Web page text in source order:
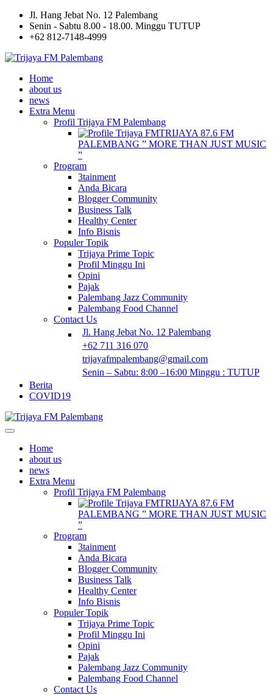
Jl. Hang Jebat No. 12 Palembang
Senin - Sabtu 8.00 - 18.00. Minggu TUTUP
+62 812-7148-4999
Home
about us
news
Extra Menu
Profil Trijaya FM Palembang
TRIJAYA 87.6 FM
PALEMBANG ” MORE THAN JUST MUSIC
”
Program
3tainment
Anda Bicara
Blogger Community
Business Talk
Healthy Center
Info Bisnis
Populer Topik
Trijaya Prime Topic
Profil Minggu Ini
Opini
Pajak
Palembang Jazz Community
Palembang Food Channel
Contact Us
Jl. Hang Jebat No. 12 Palembang
+62 711 316 070
trijayafmpalembang@gmail.com
Senin – Sabtu: 8:00 –16:00 Minggu : TUTUP
Berita
COVID19
Home
about us
news
Extra Menu
Profil Trijaya FM Palembang
TRIJAYA 87.6 FM
PALEMBANG ” MORE THAN JUST MUSIC
”
Program
3tainment
Anda Bicara
Blogger Community
Business Talk
Healthy Center
Info Bisnis
Populer Topik
Trijaya Prime Topic
Profil Minggu Ini
Opini
Pajak
Palembang Jazz Community
Palembang Food Channel
Contact Us